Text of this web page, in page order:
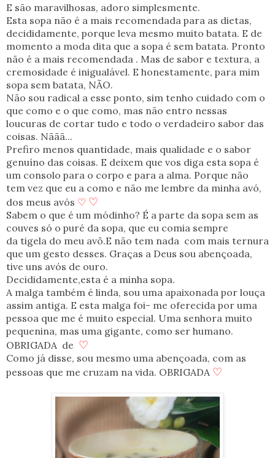
E são maravilhosas, adoro simplesmente.
Esta sopa não é a mais recomendada para as dietas,
decididamente, porque leva mesmo muito batata. E de
momento a moda dita que a sopa é sem batata. Pronto
não é a mais recomendada . Mas de sabor e textura, a
cremosidade é inigualável. E honestamente, para mim
sopa sem batata, NÃO.
Não sou radical a esse ponto, sim tenho cuidado com o
que como e o que como, mas não entro nessas
loucuras de cortar tudo e todo o verdadeiro sabor das
coisas. Nããã...
Prefiro menos quantidade, mais qualidade e o sabor
genuíno das coisas. E deixem que vos diga esta sopa é
um consolo para o corpo e para a alma. Porque não
tem vez que eu a como e não me lembre da minha avó,
dos meus avós ♡ ♡
Sabem o que é um módinho? É a parte da sopa sem as
couves só o puré da sopa, que eu comia sempre
da tigela do meu avô.E não tem nada com mais ternura
que um gesto desses. Graças a Deus sou abençoada,
tive uns avós de ouro.
Decididamente,esta é a minha sopa.
A malga também é linda, sou uma apaixonada por louça
assim antiga. E esta malga foi- me oferecida por uma
pessoa que me é muito especial. Uma senhora muito
pequenina, mas uma gigante, como ser humano.
OBRIGADA de ♡
Como já disse, sou mesmo uma abençoada, com as
pessoas que me cruzam na vida. OBRIGADA ♡